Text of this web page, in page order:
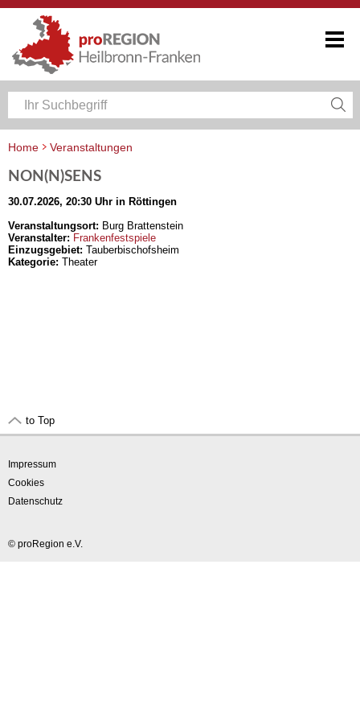
Home
Veranstaltungen
NON(N)SENS
30.07.2026, 20:30 Uhr in Röttingen
Veranstaltungsort: Burg Brattenstein
Veranstalter: Frankenfestspiele
Einzugsgebiet: Tauberbischofsheim
Kategorie: Theater
to Top
Impressum
Cookies
Datenschutz
© proRegion e.V.